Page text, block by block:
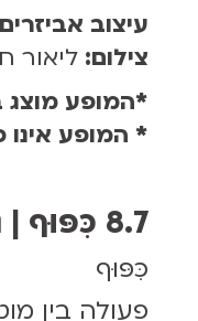
עיצוב
צילום: ליאור
*המופע
* המופע אינו
8.7 כִּפּוּף | נועם בן ישראל
כִּפּוּף